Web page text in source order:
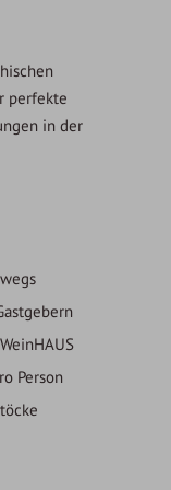
perfekte
in der
Person